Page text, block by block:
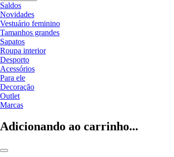
Saldos
Novidades
Vestuário feminino
Tamanhos grandes
Sapatos
Roupa interior
Desporto
Acessórios
Para ele
Decoração
Outlet
Marcas
Adicionando ao carrinho...